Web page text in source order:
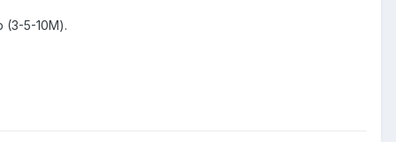
(3-5-10М).